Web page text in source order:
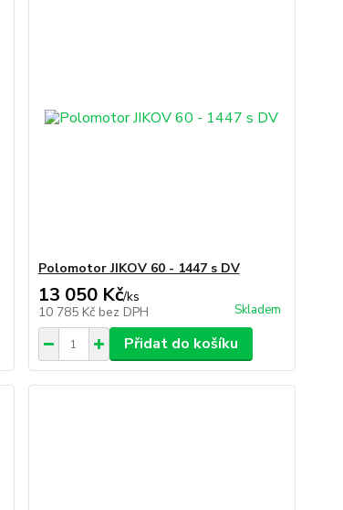
Polomotor JIKOV 60 - 1447 s DV
13 050 Kč/ks
10 785 Kč bez DPH Skladem
Přidat do košíku